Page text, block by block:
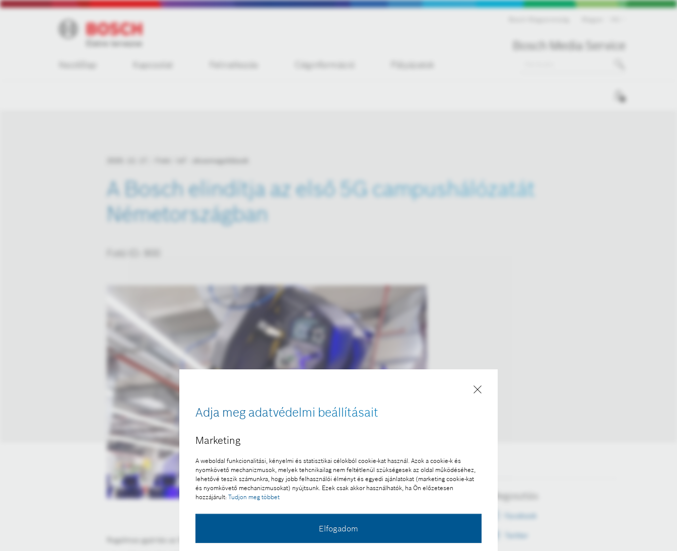
Adja meg adatvédelmi beállításait
Marketing
A weboldal funkcionalitási, kényelmi és statisztikai célokból cookie-kat használ. Azok a cookie-k és
nyomkövető mechanizmusok, melyek tehcnikailag nem feltétlenül szükségesek az oldal működéséhez,
lehetővé teszik számunkra, hogy jobb felhasználói élményt és egyedi ajánlatokat (marketing cookie-kat
és nyomkövető mechanizmusokat) nyújtsunk. Ezek csak akkor használhatók, ha Ön előzetesen
hozzájárult: Tudjon meg többet
Elfogadom
Bosch Media Service
Kezdőlap Kapcsolat Céginformáció
IoT - okosmegoldások
A Bosch elindítja az első 5G campushálózatát
Németországban
Rugalmas gyártás az 5G-nek köszönhetően
Megosztás
Facebook
Twitter